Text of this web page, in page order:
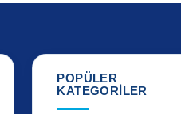
POPÜLER
KATEGORİLER